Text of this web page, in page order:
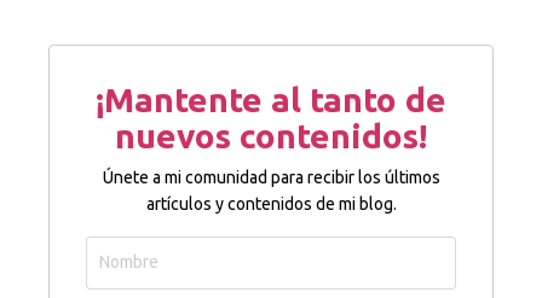
¡Mantente al tanto de
nuevos contenidos!
Únete a mi comunidad para recibir los últimos
artículos y contenidos de mi blog.